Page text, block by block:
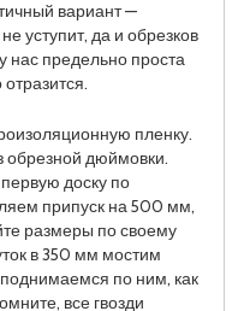
вариант —
уступит, да и обрезков
нас предельно проста
пленку.
обрезной дюймовки.
доску по
припуск на 500 мм,
размеры по своему
в 350 мм мостим
по ним, как
все гвозди